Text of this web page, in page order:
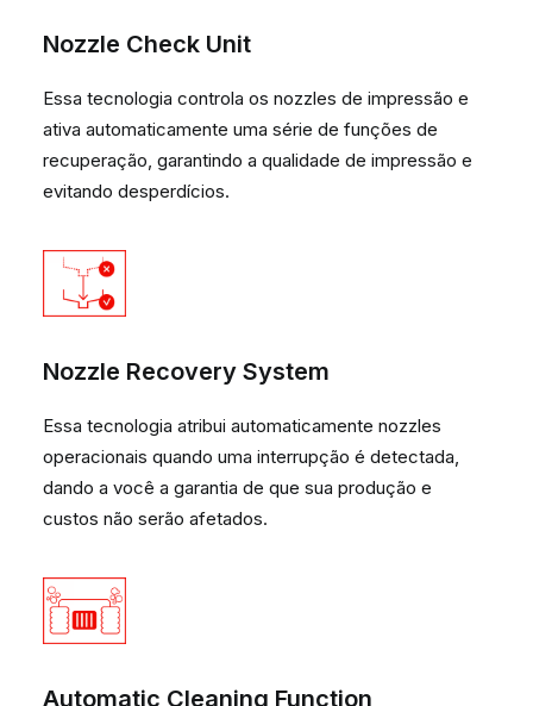
Nozzle Check Unit
Essa tecnologia controla os nozzles de impressão e
ativa automaticamente uma série de funções de
recuperação, garantindo a qualidade de impressão e
evitando desperdícios.
Nozzle Recovery System
Essa tecnologia atribui automaticamente nozzles
operacionais quando uma interrupção é detectada,
dando a você a garantia de que sua produção e
custos não serão afetados.
Automatic Cleaning Function